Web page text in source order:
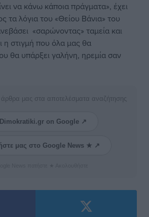
να κάνω κάποια πράγματα», έχει
τα λόγια του «Θείου Βάνια» του
«σαρώνοντας» ταμεία και
η στιγμή που όλα μας θα
θα υπάρξει γαλήνη, ηρεμία σαν
άρθρα μας στα αποτελέσματα αναζήτησης
on Google ↗
μας στο Google News ★ ↗